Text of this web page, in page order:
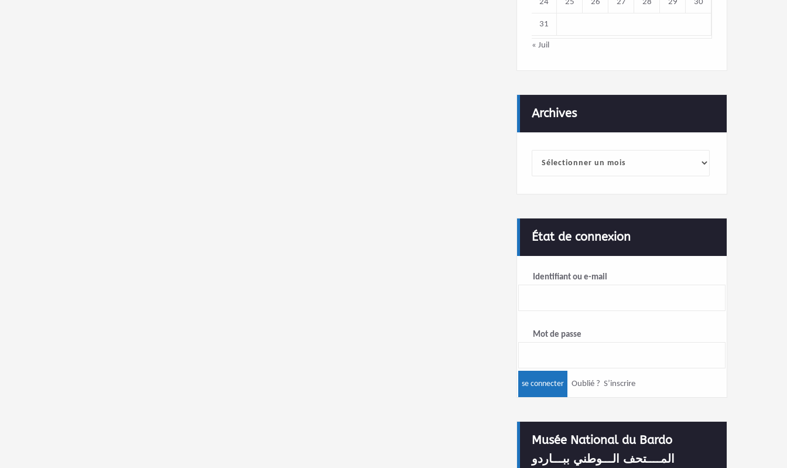
24 25 26 27 28 29 30
31
« Juil
Archives
État de connexion
Identifiant ou e-mail
Mot de passe
Oublié ? S’inscrire
Musée National du Bardo
المــــتحف الـــوطني ببـــاردو